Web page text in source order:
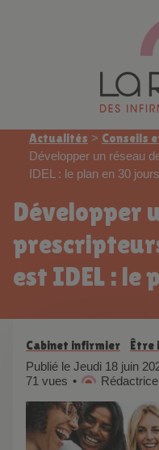
Actualités > Conseils
Développer un réseau
IDEL : le plan en 30 jours
Développer un réseau de
est IDEL : le
Cabinet infirmier
Être
Publié le Jeudi 18 juin
71 vues